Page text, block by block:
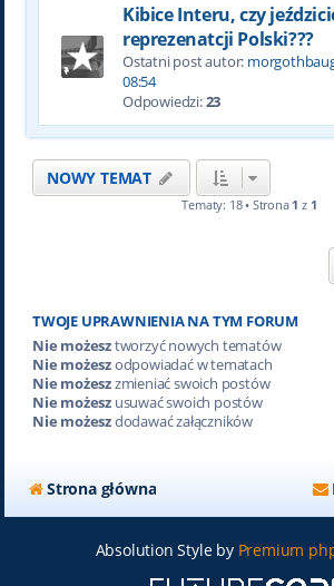
Kibice Interu, czy
reprezenatcji Polski???
Ostatni post autor:
08:54
Odpowiedzi:23
NOWY TEMAT
Tematy: 18 • Strona 1 z 1
TWOJE UPRAWNIENIA NA TYM FORUM
Nie możesztworzyć nowych tematów
Nie możeszodpowiadać w tematach
Nie możeszzmieniać swoich postów
Nie możeszusuwać swoich postów
Nie możeszdodawać załączników
Strona główna
Absolution Style by Premium